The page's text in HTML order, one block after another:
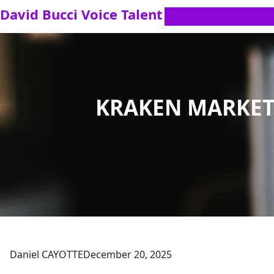
to
content
David Bucci Voice Talent
KRAKEN
Daniel CAYOTTEDecember 20, 2025